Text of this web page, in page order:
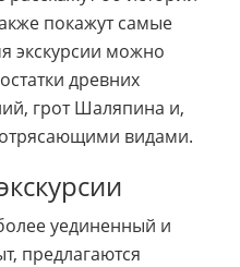
покажут самые
экскурсии можно
древних
грот Шаляпина и,
видами.
уединенный и
предлагаются